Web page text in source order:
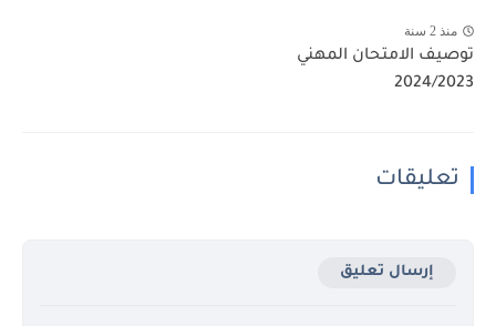
منذ 2 سنة
توصيف الامتحان المهني
2024/2023
تعليقات
إرسال تعليق